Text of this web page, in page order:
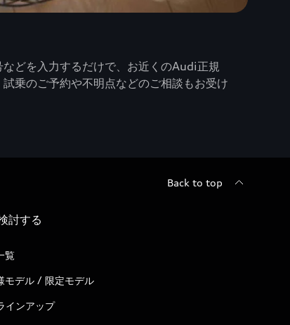
どを入力するだけで、お近くのAudi正規
乗のご予約や不明点などのご相談もお受け
Back to top
討する
覧
モデル / 限定モデル
インアップ